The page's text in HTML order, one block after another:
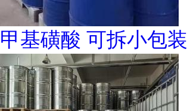
甲基磺酸 可拆小包装